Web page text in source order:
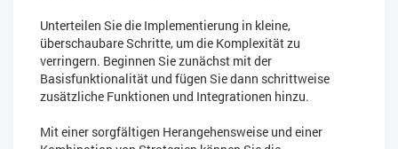
Unterteilen Sie die Implementierung in kleine,
überschaubare Schritte, um die Komplexität zu
verringern. Beginnen Sie zunächst mit der
Basisfunktionalität und fügen Sie dann schrittweise
zusätzliche Funktionen und Integrationen hinzu.
Mit einer sorgfältigen Herangehensweise und einer